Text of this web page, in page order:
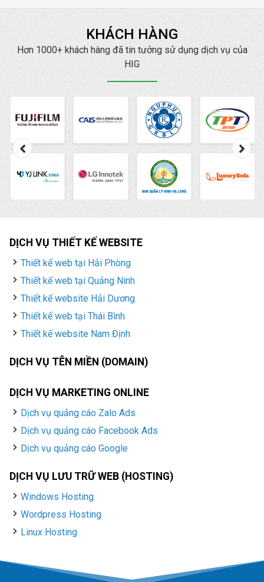
dài. Tuy nhiên, một
mang đến cho bạn
những lợi ích tuyệt vời
nghiệp, uy tín hàng đầu.
KHÁCH HÀNG
Hơn 1000+ khách hàng đã tin tưởng sử dụng dịch vụ của
HIG
DỊCH VỤ THIẾT KẾ WEBSITE
Thiết kế web tại Hải Phòng
Thiết kế web tại Quảng Ninh
Thiết kế website Hải Dương
Thiết kế web tại Thái Bình
Thiết kế website Nam Định
DỊCH VỤ TÊN MIỀN (DOMAIN)
DỊCH VỤ MARKETING ONLINE
Dịch vụ quảng cáo Zalo Ads
Dịch vụ quảng cáo Facebook Ads
Dịch vụ quảng cáo Google
DỊCH VỤ LƯU TRỮ WEB (HOSTING)
Windows Hosting
Wordpress Hosting
Linux Hosting